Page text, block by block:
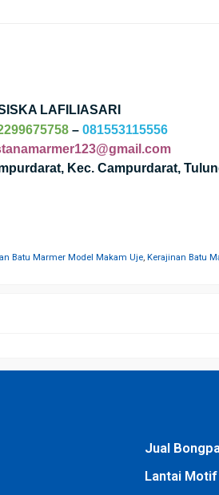
LAFILIASARI
–081553115556
Kec. Campurdarat,
Batu Marmer Model Makam Uje, Kerajinan Batu
Jual
Lantai